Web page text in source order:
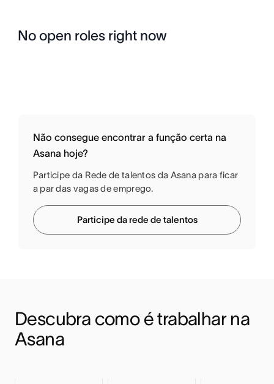
No open roles right now
Não consegue encontrar a função certa na
Asana hoje?
Participe da Rede de talentos da Asana para ficar
a par das vagas de emprego.
Participe da rede de talentos
Descubra como é trabalhar na
Asana